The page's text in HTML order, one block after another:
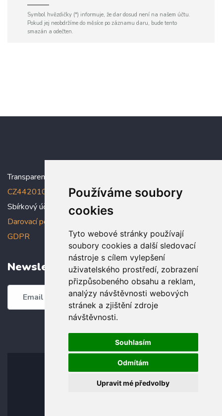
Používáme soubory
cookies
Tyto webové stránky používají
soubory cookies a další sledovací
nástroje s cílem vylepšení
uživatelského prostředí, zobrazení
přizpůsobeného obsahu a reklam,
analýzy návštěvnosti webových
stránek a zjištění zdroje
návštěvnosti.
Souhlasím
Odmítám
Upravit mé předvolby
Symbol hvězdičky (*) informuje, že dar dosud není na našem účtu.
Pokud jej neobdržíme do měsíce po záznamu daru, bude tento
smazán a odečten.
Transparentní účet:
CZ4420100000005005005006
Sbírkový účet: 5005005022/2010
Darovací podmínky
GDPR
Newsletter
Odebírat